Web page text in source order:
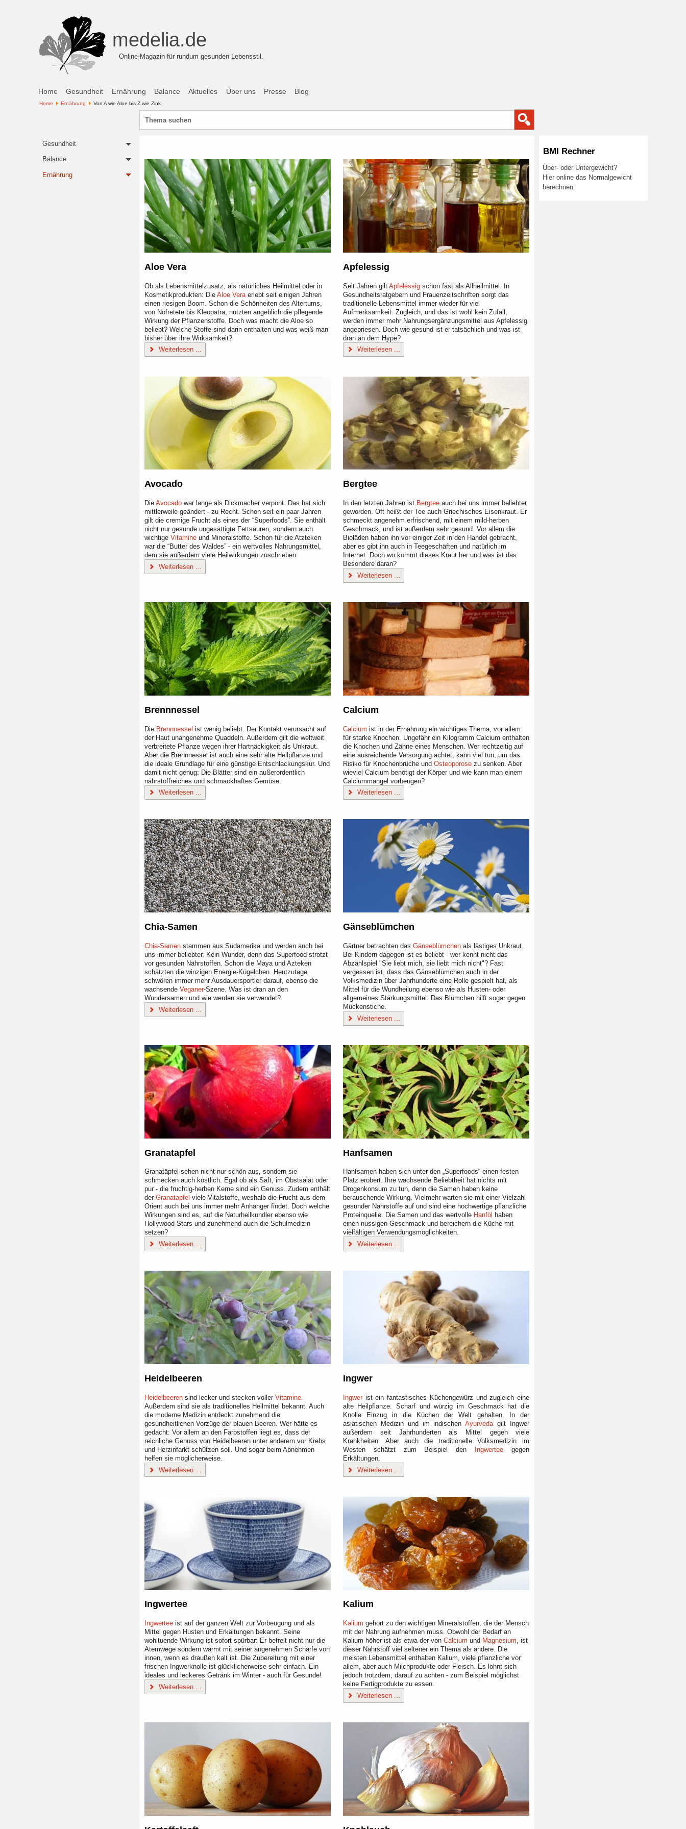
medelia.de
Online-Magazin für rundum gesunden Lebensstil.
Hauptmenü
Home Gesundheit Ernährung Balance Aktuelles Über uns Presse Blog
Home Ernährung Von A wie Aloe bis Z wie Zink
Gesundheit
Balance
Ernährung
Aloe Vera
Ob als Lebensmittelzusatz, als natürliches Heilmittel oder in
Kosmetikprodukten: Die Aloe Veraerlebt seit einigen Jahren
einen riesigen Boom. Schon die Schönheiten des Altertums,
von Nofretete bis Kleopatra, nutzten angeblich die pflegende
Wirkung der Pflanzenstoffe. Doch was macht die Aloe so
beliebt? Welche Stoffe sind darin enthalten und was weiß man
bisher über ihre Wirksamkeit?
Weiterlesen ...
Apfelessig
Seit Jahren gilt Apfelessigschon fast als Allheilmittel. In
Gesundheitsratgebern und Frauenzeitschriften sorgt das
traditionelle Lebensmittel immer wieder für viel
Aufmerksamkeit. Zugleich, und das ist wohl kein Zufall,
werden immer mehr Nahrungsergänzungsmittel aus Apfelessig
angepriesen. Doch wie gesund ist er tatsächlich und was ist
dran an dem Hype?
Weiterlesen ...
Avocado
Die Avocadowar lange als Dickmacher verpönt. Das hat sich
mittlerweile geändert - zu Recht. Schon seit ein paar Jahren
gilt die cremige Frucht als eines der “Superfoods”. Sie enthält
nicht nur gesunde ungesättigte Fettsäuren, sondern auch
wichtige Vitamineund Mineralstoffe. Schon für die Atzteken
war die “Butter des Waldes” - ein wertvolles Nahrungsmittel,
dem sie außerdem viele Heilwirkungen zuschrieben.
Weiterlesen ...
Bergtee
In den letzten Jahren ist Bergteeauch bei uns immer beliebter
geworden. Oft heißt der Tee auch Griechisches Eisenkraut. Er
schmeckt angenehm erfrischend, mit einem mild-herben
Geschmack, und ist außerdem sehr gesund. Vor allem die
Bioläden haben ihn vor einiger Zeit in den Handel gebracht,
aber es gibt ihn auch in Teegeschäften und natürlich im
Internet. Doch wo kommt dieses Kraut her und was ist das
Besondere daran?
Weiterlesen ...
Brennnessel
Die Brennnessel ist wenig beliebt. Der Kontakt verursacht auf
der Haut unangenehme Quaddeln. Außerdem gilt die weltweit
verbreitete Pflanze wegen ihrer Hartnäckigkeit als Unkraut.
Aber die Brennnessel ist auch eine sehr alte Heilpflanze und
die ideale Grundlage für eine günstige Entschlackungskur. Und
damit nicht genug: Die Blätter sind ein außerordentlich
nährstoffreiches und schmackhaftes Gemüse.
Weiterlesen ...
Calcium
Calcium ist in der Ernährung ein wichtiges Thema, vor allem
für starke Knochen. Ungefähr ein Kilogramm Calcium enthalten
die Knochen und Zähne eines Menschen. Wer rechtzeitig auf
eine ausreichende Versorgung achtet, kann viel tun, um das
Risiko für Knochenbrüche und Osteoporosezu senken. Aber
wieviel Calcium benötigt der Körper und wie kann man einem
Calciummangel vorbeugen?
Weiterlesen ...
Chia-Samen
Chia-Samenstammen aus Südamerika und werden auch bei
uns immer beliebter. Kein Wunder, denn das Superfood strotzt
vor gesunden Nährstoffen. Schon die Maya und Azteken
schätzten die winzigen Energie-Kügelchen. Heutzutage
schwören immer mehr Ausdauersportler darauf, ebenso die
wachsende Veganer-Szene. Was ist dran an den
Wundersamen und wie werden sie verwendet?
Weiterlesen ...
Gänseblümchen
Gärtner betrachten das Gänseblümchenals lästiges Unkraut.
Bei Kindern dagegen ist es beliebt - wer kennt nicht das
Abzählspiel "Sie liebt mich, sie liebt mich nicht"? Fast
vergessen ist, dass das Gänseblümchen auch in der
Volksmedizin über Jahrhunderte eine Rolle gespielt hat, als
Mittel für die Wundheilung ebenso wie als Husten- oder
allgemeines Stärkungsmittel. Das Blümchen hilft sogar gegen
Mückenstiche.
Weiterlesen ...
Granatapfel
Granatäpfel sehen nicht nur schön aus, sondern sie
schmecken auch köstlich. Egal ob als Saft, im Obstsalat oder
pur - die fruchtig-herben Kerne sind ein Genuss. Zudem enthält
der Granatapfel viele Vitalstoffe, weshalb die Frucht aus dem
Orient auch bei uns immer mehr Anhänger findet. Doch welche
Wirkungen sind es, auf die Naturheilkundler ebenso wie
Hollywood-Stars und zunehmend auch die Schulmedizin
setzen?
Weiterlesen ...
Hanfsamen
Hanfsamen haben sich unter den „Superfoods“ einen festen
Platz erobert. Ihre wachsende Beliebtheit hat nichts mit
Drogenkonsum zu tun, denn die Samen haben keine
berauschende Wirkung. Vielmehr warten sie mit einer Vielzahl
gesunder Nährstoffe auf und sind eine hochwertige pflanzliche
Proteinquelle. Die Samen und das wertvolle Hanföl haben
einen nussigen Geschmack und bereichern die Küche mit
vielfältigen Verwendungsmöglichkeiten.
Weiterlesen ...
Heidelbeeren
Heidelbeerensind lecker und stecken voller Vitamine.
Außerdem sind sie als traditionelles Heilmittel bekannt. Auch
die moderne Medizin entdeckt zunehmend die
gesundheitlichen Vorzüge der blauen Beeren. Wer hätte es
gedacht: Vor allem an den Farbstoffen liegt es, dass der
reichliche Genuss von Heidelbeeren unter anderem vor Krebs
und Herzinfarkt schützen soll. Und sogar beim Abnehmen
helfen sie möglicherweise.
Weiterlesen ...
Ingwer
Ingwerist ein fantastisches Küchengewürz und zugleich eine
alte Heilpflanze. Scharf und würzig im Geschmack hat die
Knolle Einzug in die Küchen der Welt gehalten. In der
asiatischen Medizin und im indischenAyurveda gilt Ingwer
außerdem seit Jahrhunderten als Mittel gegen viele
Krankheiten. Aber auch die traditionelle Volksmedizin im
Westen schätzt zum Beispiel den
Ingwertee gegen
Erkältungen.
Weiterlesen ...
Ingwertee
Ingwerteeist auf der ganzen Welt zur Vorbeugung und als
Mittel gegen Husten und Erkältungen bekannt. Seine
wohltuende Wirkung ist sofort spürbar: Er befreit nicht nur die
Atemwege sondern wärmt mit seiner angenehmen Schärfe von
innen, wenn es draußen kalt ist. Die Zubereitung mit einer
frischen Ingwerknolle ist glücklicherweise sehr einfach. Ein
ideales und leckeres Getränk im Winter - auch für Gesunde!
Weiterlesen ...
Kalium
Kalium gehört zu den wichtigen Mineralstoffen, die der Mensch
mit der Nahrung aufnehmen muss. Obwohl der Bedarf an
Kalium höher ist als etwa der von Calcium und Magnesium, ist
dieser Nährstoff viel seltener ein Thema als andere. Die
meisten Lebensmittel enthalten Kalium, viele pflanzliche vor
allem, aber auch Milchprodukte oder Fleisch. Es lohnt sich
jedoch trotzdem, darauf zu achten - zum Beispiel möglichst
keine Fertigprodukte zu essen.
Weiterlesen ...
BMI Rechner
Über- oder Untergewicht?
Hier online das Normalgewicht
berechnen.